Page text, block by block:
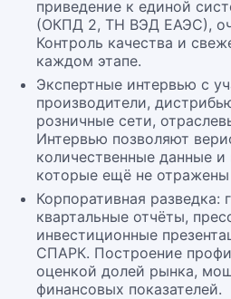
приведение к единой
(ОКПД 2, ТН ВЭД ЕАЭС),
Контроль качества и
каждом этапе.
Экспертные интервью с
производители,
розничные сети,
Интервью позволяют
количественные данные
которые ещё не отражены
Корпоративная разведка:
квартальные отчёты,
инвестиционные
СПАРК. Построение
оценкой долей рынка,
финансовых показателей.